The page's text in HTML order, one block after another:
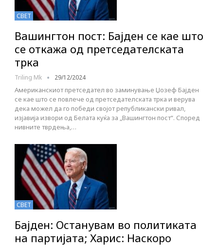
СВЕТ
Вашингтон пост: Бајден се кае што
се откажа од претседателската
трка
Triling Mk 29/12/2024
Американскиот претседател во заминување Џозеф Бајден
се кае што се повлече од претседателската трка и верува
дека можел да го победи својот републикански ривал,
изјавија извори од Белата куќа за „Вашингтон пост“. Според
нивните тврдења,…
СВЕТ
Бајден: Останувам во политиката
на пaртијата; Харис: Наскоро